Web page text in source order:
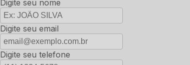
Digite seu nome
Digite seu email
Digite seu telefone